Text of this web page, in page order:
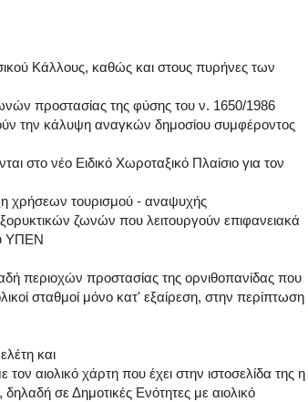
Κάλλους, καθώς και στους πυρήνες των
προστασίας της φύσης του ν. 1650/1986
την κάλυψη αναγκών δημοσίου συμφέροντος
στο νέο Ειδικό Χωροταξικό Πλαίσιο για τον
χρήσεων τουρισμού - αναψυχής
ζωνών που λειτουργούν επιφανειακά
ΥΠΕΝ
περιοχών προστασίας της ορνιθοπανίδας που
σταθμοί μόνο κατ' εξαίρεση, στην περίπτωση
και
αιολικό χάρτη που έχει στην ιστοσελίδα της η
σε Δημοτικές Ενότητες με αιολικό